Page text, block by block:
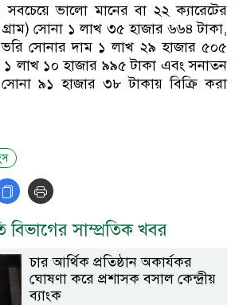
ভালো মানের বা ২২ ক্যারেটের
সোনা ১ লাখ ৩৫ হাজার ৬৬৪ টাকা,
ভরি সোনার দাম ১ লাখ ২৯ হাজার ৫০৫
১ লাখ ১০ হাজার ৯৯৫ টাকা এবং সনাতন
৯১ হাজার ৩৮ টাকায় বিক্রি করা
বিভাগের সাম্প্রতিক খবর
চার আর্থিক প্রতিষ্ঠান অকার্যকর
ঘোষণা করে প্রশাসক বসাল কেন্দ্রীয়
ব্যাংক